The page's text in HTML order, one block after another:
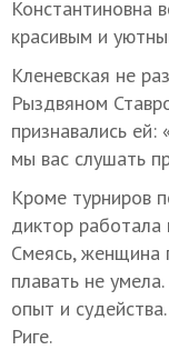
Константиновна
красивым и
Кленевская не
Рыздвяном
признавались
мы вас слушать
Кроме турниров
диктор работала
Смеясь, женщина
плавать не
опыт и
Риге.